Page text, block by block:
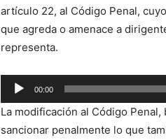
artículo 22, al Código Penal,
que agreda o amenace a
representa.
Reproductor
de
audio
00:00
La modificación al Código
sancionar penalmente lo que